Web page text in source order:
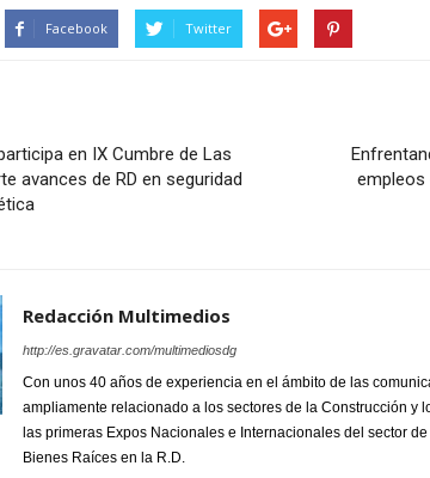
Facebook Twitter
en IX Cumbre de Las
avances de RD en seguridad
empleos
Redacción Multimedios
http://es.gravatar.com/multimediosdg
Con unos 40 años de experiencia en el ámbito de las
ampliamente relacionado a los sectores de la Construcción y
las primeras Expos Nacionales e Internacionales del sector
Bienes Raíces en la R.D.